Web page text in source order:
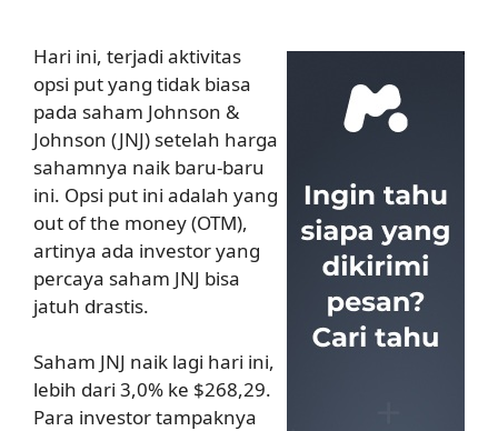
Hari ini, terjadi aktivitas
opsi put yang tidak biasa
pada saham Johnson &
Johnson (JNJ) setelah harga
sahamnya naik baru-baru
ini. Opsi put ini adalah yang
out of the money (OTM),
artinya ada investor yang
percaya saham JNJ bisa
jatuh drastis.
Saham JNJ naik lagi hari ini,
lebih dari 3,0% ke $268,29.
Para investor tampaknya